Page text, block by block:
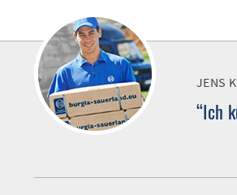
JENS
“Ich